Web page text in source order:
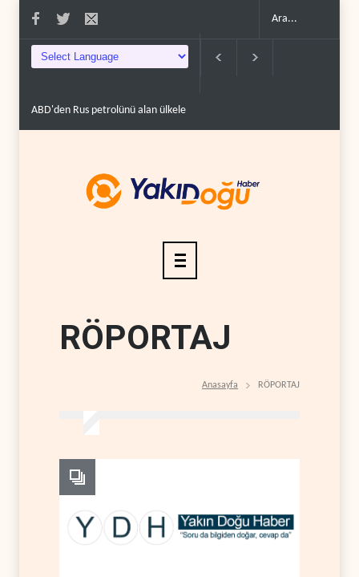
100'e varan g�.. Demokratlar Trump için azil süreci yerine soruşturma
RÖPORTAJ
Anasayfa RÖPORTAJ